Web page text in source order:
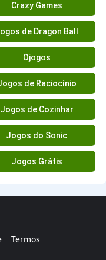
Crazy Games
de Dragon Ball
Ojogos
de Raciocínio
Jogos de Cozinhar
Jogos do Sonic
Jogos Grátis
Termos